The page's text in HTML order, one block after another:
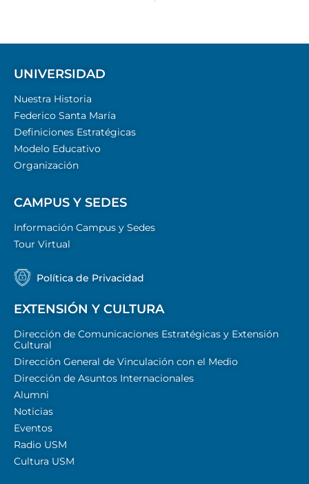
UNIVERSIDAD
Nuestra Historia
Federico Santa María
Definiciones Estratégicas
Modelo Educativo
Organización
CAMPUS Y SEDES
Información Campus y Sedes
Tour Virtual
Política de Privacidad
EXTENSIÓN Y CULTURA
Dirección de Comunicaciones Estratégicas y Extensión
Cultural
Dirección General de Vinculación con el Medio
Dirección de Asuntos Internacionales
Alumni
Noticias
Eventos
Radio USM
Cultura USM